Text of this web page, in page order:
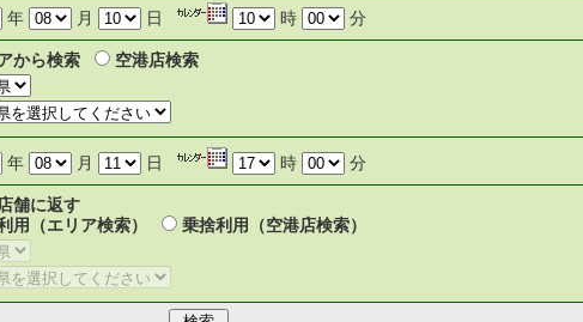
年 月 日 時 分
から検索 空港店検索
年 月 日 時 分
舗に返す
用（エリア検索）
乗捨利用（空港店検索）